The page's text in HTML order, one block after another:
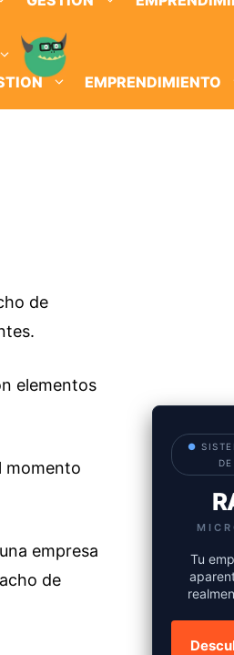
EMPRENDIMIENTO
de
elementos
momento
empresa
de
●
Tu